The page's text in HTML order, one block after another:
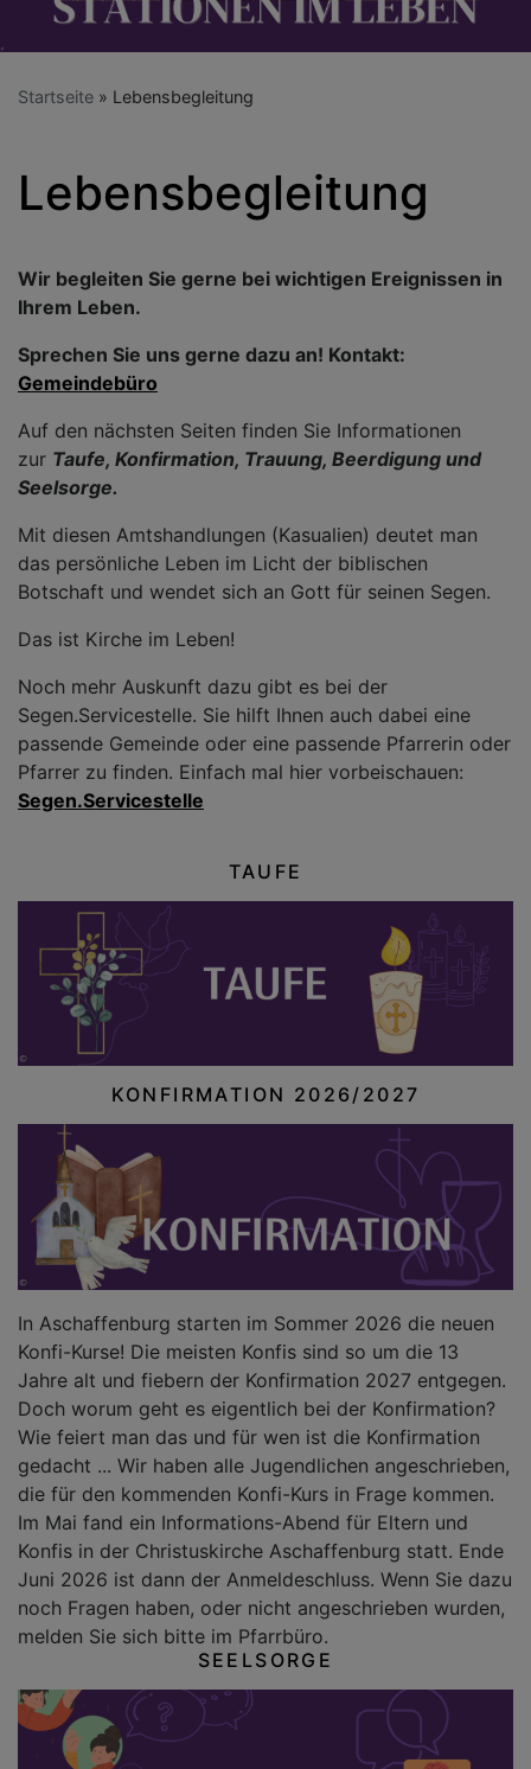
Startseite Lebensbegleitung
Lebensbegleitung
Wir begleiten Sie gerne bei wichtigen Ereignissen in
Ihrem Leben.
Sprechen Sie uns gerne dazu an! Kontakt:
Gemeindebüro
Auf den nächsten Seiten finden Sie Informationen
zur Taufe, Konfirmation, Trauung, Beerdigung und
Seelsorge.
Mit diesen Amtshandlungen (Kasualien) deutet man
das persönliche Leben im Licht der biblischen
Botschaft und wendet sich an Gott für seinen Segen.
Das ist Kirche im Leben!
Noch mehr Auskunft dazu gibt es bei der
Segen.Servicestelle. Sie hilft Ihnen auch dabei eine
passende Gemeinde oder eine passende Pfarrerin oder
Pfarrer zu finden. Einfach mal hier vorbeischauen:
Segen.Servicestelle
TAUFE
KONFIRMATION 2026/2027
In Aschaffenburg starten im Sommer 2026 die neuen
Konfi-Kurse! Die meisten Konfis sind so um die 13
Jahre alt und fiebern der Konfirmation 2027 entgegen.
Doch worum geht es eigentlich bei der Konfirmation?
Wie feiert man das und für wen ist die Konfirmation
gedacht ... Wir haben alle Jugendlichen angeschrieben,
die für den kommenden Konfi-Kurs in Frage kommen.
Im Mai fand ein Informations-Abend für Eltern und
Konfis in der Christuskirche Aschaffenburg statt. Ende
Juni 2026 ist dann der Anmeldeschluss. Wenn Sie dazu
noch Fragen haben, oder nicht angeschrieben wurden,
melden Sie sich bitte im Pfarrbüro.
SEELSORGE